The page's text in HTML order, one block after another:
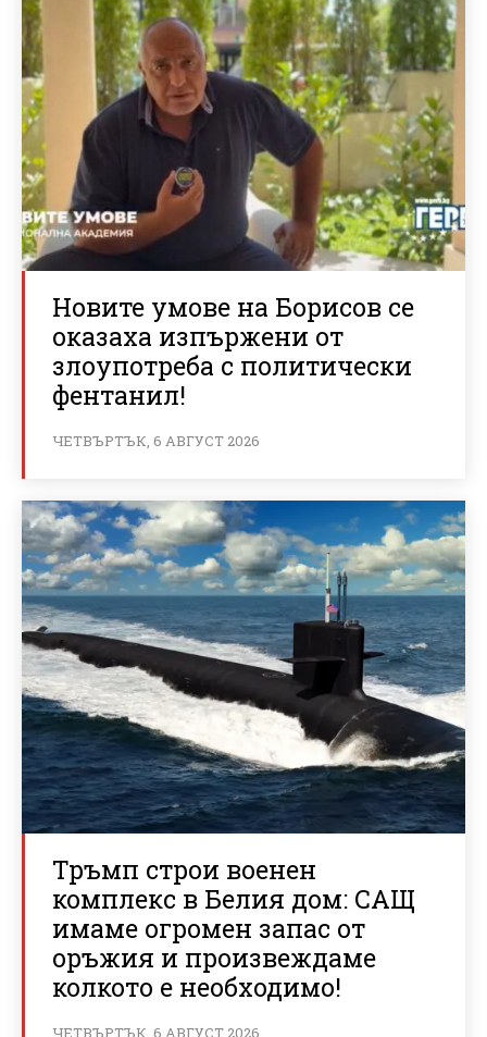
Новите умове на Борисов се
оказаха изпържени от
злоупотреба с политически
фентанил!
ЧЕТВЪРТЪК, 6 АВГУСТ 2026
Тръмп строи военен
комплекс в Белия дом: САЩ
имаме огромен запас от
оръжия и произвеждаме
колкото е необходимо!
ЧЕТВЪРТЪК, 6 АВГУСТ 2026